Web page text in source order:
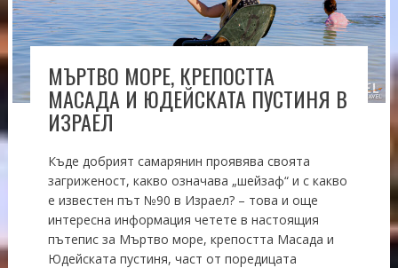
МЪРТВО МОРЕ, КРЕПОСТТА
МАСАДА И ЮДЕЙСКАТА ПУСТИНЯ В
ИЗРАЕЛ
Къде добрият самарянин проявява своята
загриженост, какво означава „шейзаф“ и с какво
е известен път №90 в Израел? – това и още
интересна информация четете в настоящия
пътепис за Мъртво море, крепостта Масада и
Юдейската пустиня, част от поредицата